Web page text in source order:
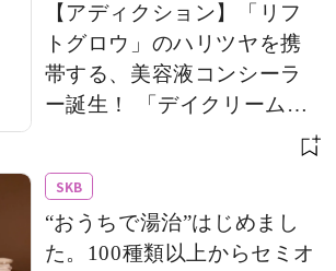
【アディクション】「リフ
トグロウ」のハリツヤを携
帯する、美容液コンシーラ
ー誕生！ 「デイクリーム」
のモバイルサイズもライン
SKB
“おうちで湯治”はじめまし
た。100種類以上からセミオ